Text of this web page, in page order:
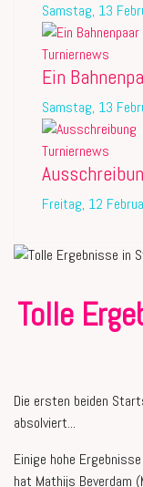
Samstag, 13
Turniernews
Ein
Samstag, 13
Turniernews
Freitag, 12
Tolle
Die ersten beiden
absolviert...
Einige hohe
hat Mathijs Beverdam